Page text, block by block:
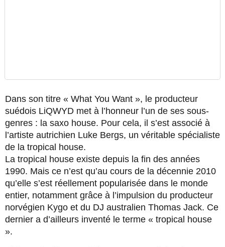
Dans son titre « What You Want », le producteur
suédois LiQWYD met à l’honneur l’un de ses sous-
genres : la saxo house. Pour cela, il s’est associé à
l’artiste autrichien Luke Bergs, un véritable spécialiste
de la tropical house.
La tropical house existe depuis la fin des années
1990. Mais ce n’est qu’au cours de la décennie 2010
qu’elle s’est réellement popularisée dans le monde
entier, notamment grâce à l’impulsion du producteur
norvégien Kygo et du DJ australien Thomas Jack. Ce
dernier a d’ailleurs inventé le terme « tropical house
».